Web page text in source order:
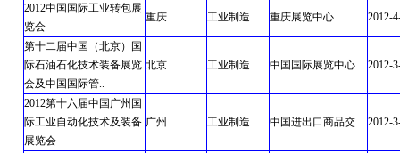
2012中国国际工业转包展
览会
重庆 工业制造 重庆展览中心 2012-
第十二届中国（北京）国
际石油石化技术装备展览
会及中国国际管..
北京 工业制造 中国国际展览中心.. 2012-
2012第十六届中国广州国
际工业自动化技术及装备
展览会
广州 工业制造 中国进出口商品交.. 2012-